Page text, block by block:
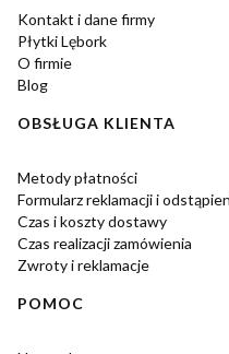
Kontakt i dane firmy
Płytki Lębork
O firmie
Blog
OBSŁUGA KLIENTA
Metody płatności
Formularz reklamacji i
Czas i koszty dostawy
Czas realizacji zamówienia
Zwroty i reklamacje
POMOC